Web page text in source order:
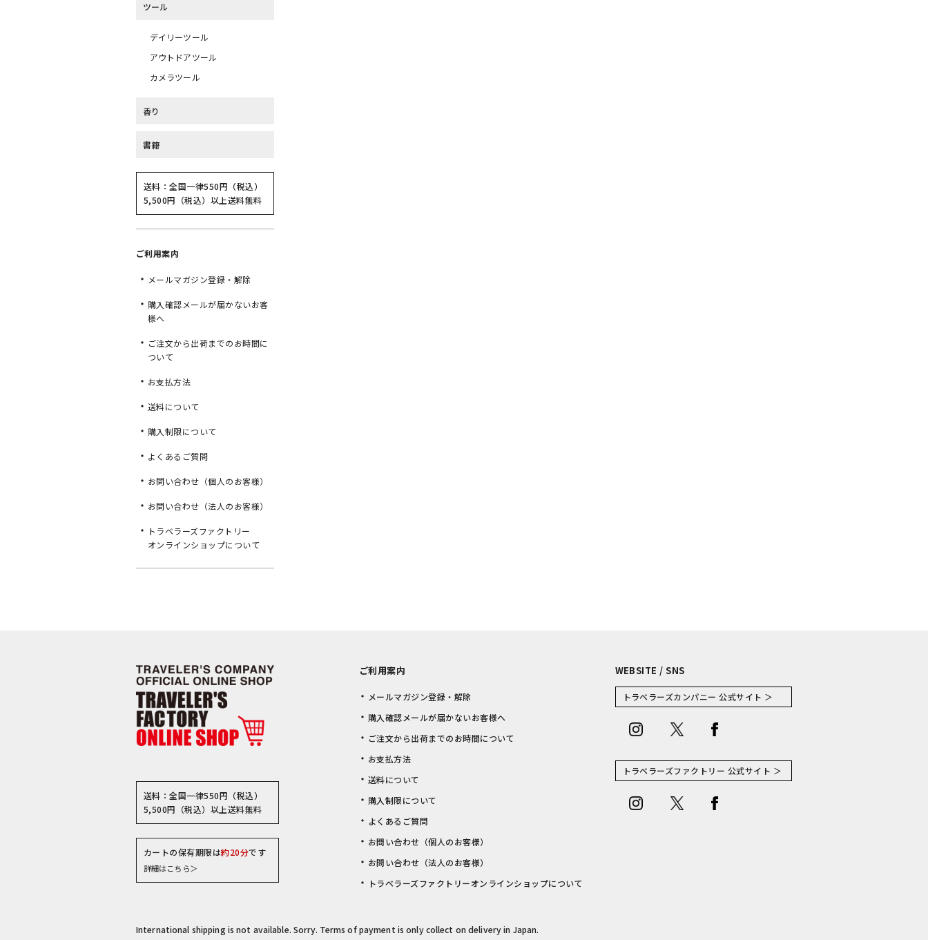
ツール
デイリーツール
アウトドアツール
カメラツール
香り
書籍
送料：全国一律550円（税込）
5,500円（税込）以上送料無料
ご利用案内
メールマガジン登録・解除
購入確認メールが届かないお客
様へ
ご注文から出荷までのお時間に
ついて
お支払方法
送料について
購入制限について
よくあるご質問
お問い合わせ（個人のお客様）
お問い合わせ（法人のお客様）
トラベラーズファクトリー
オンラインショップについて
送料：全国一律550円（税込）
5,500円（税込）以上送料無料
カートの保有期限は約20分です
詳細はこちら＞
ご利用案内
メールマガジン登録・解除
購入確認メールが届かないお客様へ
ご注文から出荷までのお時間について
お支払方法
送料について
購入制限について
よくあるご質問
お問い合わせ（個人のお客様）
お問い合わせ（法人のお客様）
トラベラーズファクトリーオンラインショップについて
WEBSITE / SNS
トラベラーズカンパニー 公式サイト ＞
トラベラーズファクトリー 公式サイト ＞
International shipping is not available. Sorry. Terms of payment is only collect on delivery in Japan.